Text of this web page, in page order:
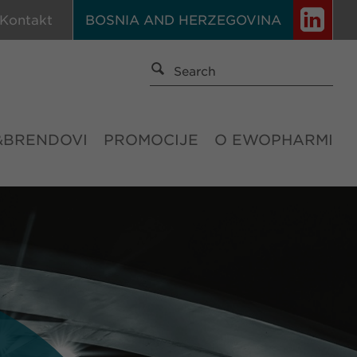
BOSNIA AND HERZEGOVINA
Kontakt
PROMOCIJE O EWOPHARMI